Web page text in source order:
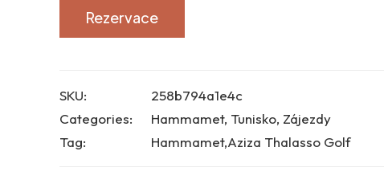
Rezervace
SKU:
258b794a1e4c
Categories:
Hammamet, Tunisko, Zájezdy
Tag:
Hammamet,Aziza Thalasso Golf